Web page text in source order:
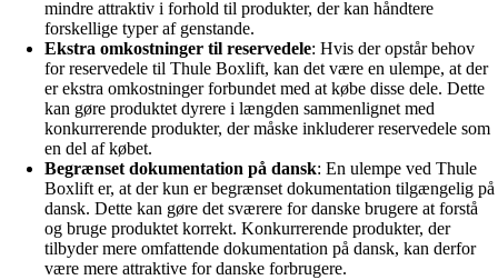
mindre attraktiv i forhold til produkter, der kan håndtere
forskellige typer af genstande.
Ekstra omkostninger til reservedele: Hvis der opstår behov
for reservedele til Thule Boxlift, kan det være en ulempe, at der
er ekstra omkostninger forbundet med at købe disse dele. Dette
kan gøre produktet dyrere i længden sammenlignet med
konkurrerende produkter, der måske inkluderer reservedele som
en del af købet.
Begrænset dokumentation på dansk: En ulempe ved Thule
Boxlift er, at der kun er begrænset dokumentation tilgængelig på
dansk. Dette kan gøre det sværere for danske brugere at forstå
og bruge produktet korrekt. Konkurrerende produkter, der
tilbyder mere omfattende dokumentation på dansk, kan derfor
være mere attraktive for danske forbrugere.